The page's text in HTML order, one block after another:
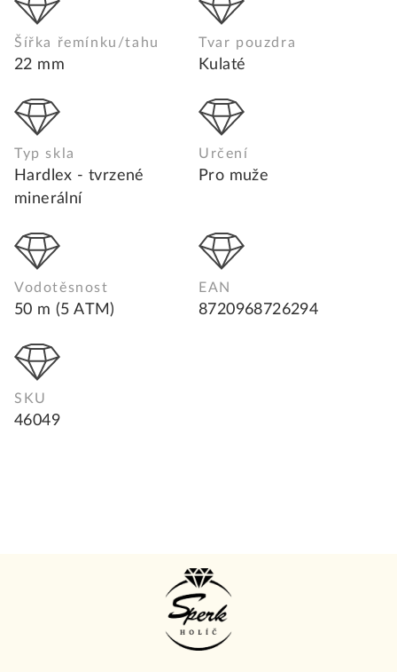
Šířka řemínku/tahu
22 mm
Tvar pouzdra
Kulaté
Typ skla
Hardlex - tvrzené
minerální
Určení
Pro muže
Vodotěsnost
50 m (5 ATM)
EAN
8720968726294
SKU
46049